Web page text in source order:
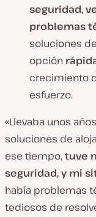
seguridad,
problemas
soluciones
opción
crecimiento
esfuerzo.
«Llevaba unos
soluciones de
ese tiempo, tuve
seguridad, y mi
había problemas
tediosos de